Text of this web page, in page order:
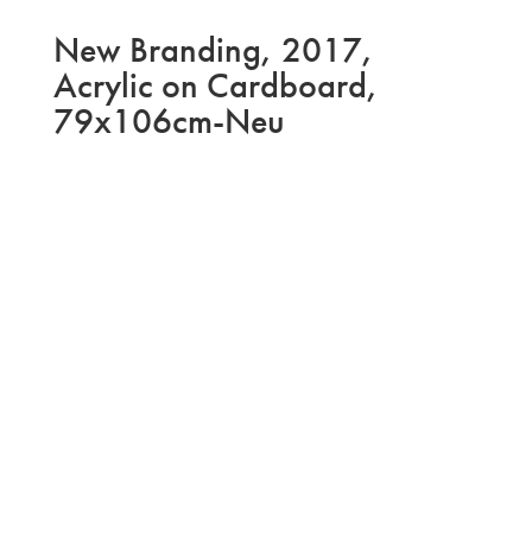
New Branding, 2017,
Acrylic on Cardboard,
79x106cm-Neu